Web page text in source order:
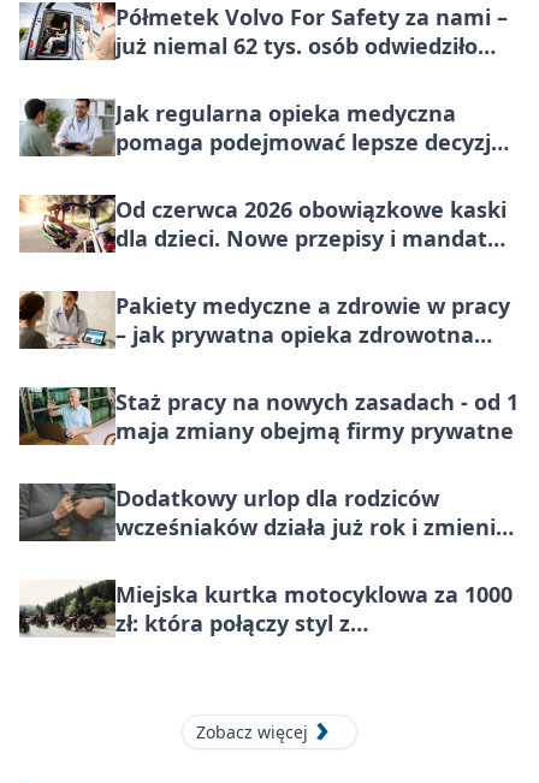
Półmetek Volvo For Safety za nami –
już niemal 62 tys. osób odwiedziło
Jak regularna opieka medyczna
pomaga podejmować lepsze decyzje
Od czerwca 2026 obowiązkowe kaski
dla dzieci. Nowe przepisy i mandat
Pakiety medyczne a zdrowie w pracy
– jak prywatna opieka zdrowotna
Staż pracy na nowych zasadach - od 1
maja zmiany obejmą firmy prywatne
Dodatkowy urlop dla rodziców
wcześniaków działa już rok i zmienia
Miejska kurtka motocyklowa za 1000
zł: która połączy styl z
Zobacz więcej